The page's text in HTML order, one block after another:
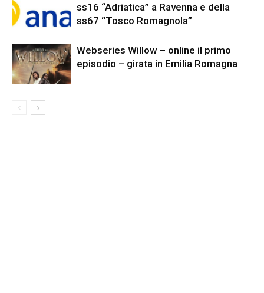
ss16 “Adriatica” a Ravenna e della
ss67 “Tosco Romagnola”
Webseries Willow – online il primo
episodio – girata in Emilia Romagna